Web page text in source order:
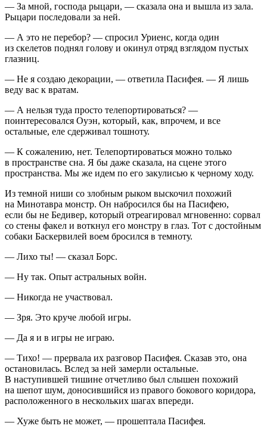
— За мной, господа рыцари, — сказала она и вышла из зала.
Рыцари последовали за ней.
— А это не перебор? — спросил Уриенс, когда один
из скелетов поднял голову и окинул отряд взглядом пустых
глазниц.
— Не я создаю декорации, — ответила Пасифея. — Я лишь
веду вас к вратам.
— А нельзя туда просто телепортироваться? —
поинтересовался Оуэн, который, как, впрочем, и все
остальные, еле сдерживал тошноту.
— К сожалению, нет. Телепортироваться можно только
в пространстве сна. Я бы даже сказала, на сцене этого
пространства. Мы же идем по его закулисью к черному ходу.
Из темной ниши со злобным рыком выскочил похожий
на Минотавра монстр. Он набросился бы на Пасифею,
если бы не Бедивер, который отреагировал мгновенно: сорвал
со стены факел и воткнул его монстру в глаз. Тот с достойным
собаки Баскервилей воем бросился в темноту.
— Лихо ты! — сказал Борс.
— Ну так. Опыт астральных войн.
— Никогда не участвовал.
— Зря. Это круче любой игры.
— Да я и в игры не играю.
— Тихо! — прервала их разговор Пасифея. Сказав это, она
остановилась. Вслед за ней замерли остальные.
В наступившей тишине отчетливо был слышен похожий
на шепот шум, доносившийся из правого бокового коридора,
расположенного в нескольких шагах впереди.
— Хуже быть не может, — прошептала Пасифея.